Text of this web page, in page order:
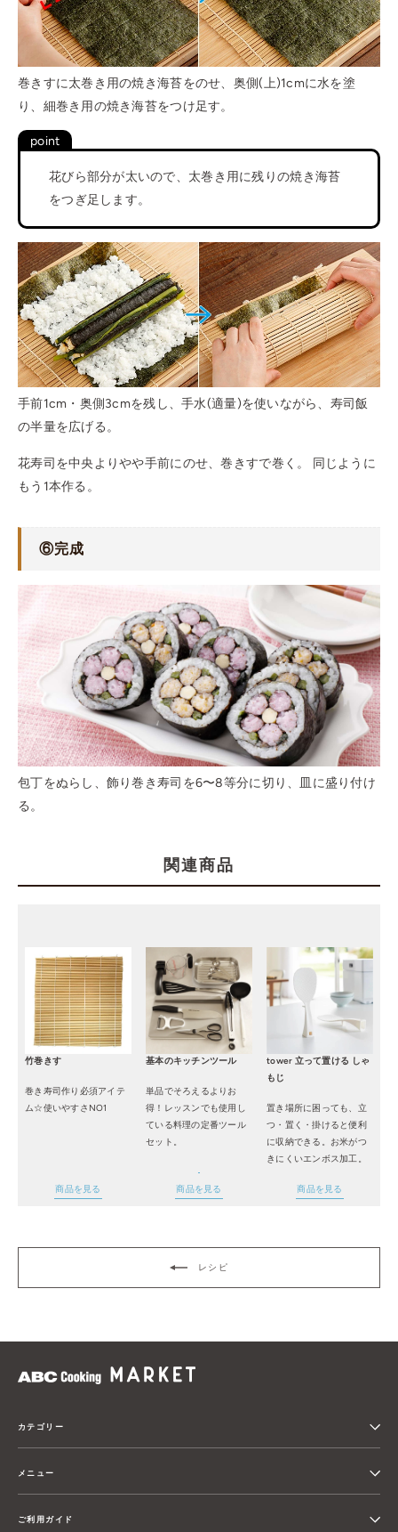
巻きすに太巻き用の焼き海苔をのせ、奥側(上)1cmに水を塗
り、細巻き用の焼き海苔をつけ足す。
花びら部分が太いので、太巻き用に残りの焼き海苔
をつぎ足します。
手前1cm・奥側3cmを残し、手水(適量)を使いながら、寿司飯
の半量を広げる。
花寿司を中央よりやや手前にのせ、巻きすで巻く。 同じように
もう1本作る。
⑥完成
包丁をぬらし、飾り巻き寿司を6〜8等分に切り、皿に盛り付け
る。
関連商品
竹巻きす
巻き寿司作り必須アイテ
ム☆使いやすさNO1
商品を見る
基本のキッチンツール
単品でそろえるよりお
得！レッスンでも使用し
ている料理の定番ツール
セット。
商品を見る
tower 立って置ける しゃ
もじ
置き場所に困っても、立
つ・置く・掛けると便利
に収納できる。お米がつ
きにくいエンボス加工。
商品を見る
レシピ
カテゴリー
メニュー
ご利用ガイド